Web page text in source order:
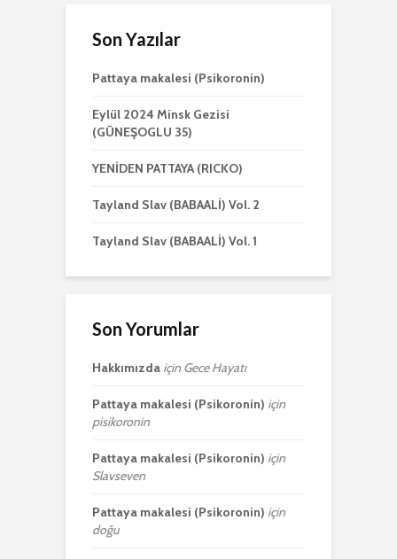
Son Yazılar
Pattaya makalesi (Psikoronin)
Eylül 2024 Minsk Gezisi
(GÜNEŞOGLU 35)
YENİDEN PATTAYA (RICKO)
Tayland Slav (BABAALİ) Vol. 2
Tayland Slav (BABAALİ) Vol. 1
Son Yorumlar
Hakkımızda için Gece Hayatı
Pattaya makalesi (Psikoronin) için
pisikoronin
Pattaya makalesi (Psikoronin) için
Slavseven
Pattaya makalesi (Psikoronin) için
doğu